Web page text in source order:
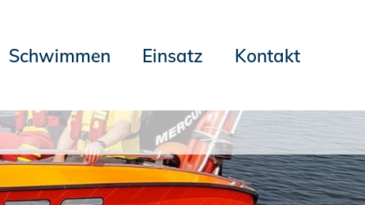
Schwimmen Einsatz Kontakt